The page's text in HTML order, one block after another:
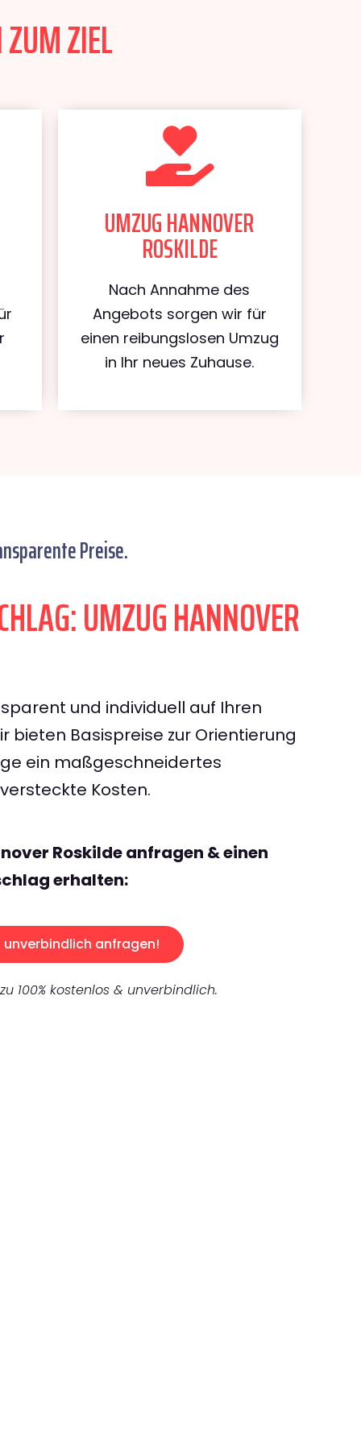
ZIEL
UMZUG HANNOVER
ROSKILDE
Nach Annahme des
Angebots sorgen wir für
einen reibungslosen Umzug
in Ihr neues Zuhause.
Preise.
UMZUG HANNOVER
und individuell auf Ihren
bieten Basispreise zur Orientierung
ein maßgeschneidertes
Kosten.
Roskilde anfragen & einen
erhalten:
unverbindlich anfragen!
100% kostenlos & unverbindlich.